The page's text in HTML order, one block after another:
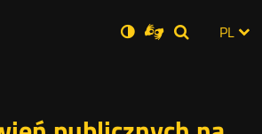
Ustawienia
Wersja
zwykła
Dla
niesłyszących
Otwórz Otwórz
Otwórz
Social PL